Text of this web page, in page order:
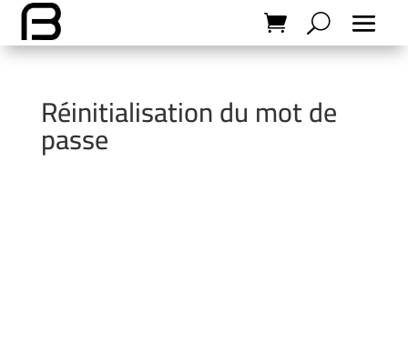
Réinitialisation du mot de
passe